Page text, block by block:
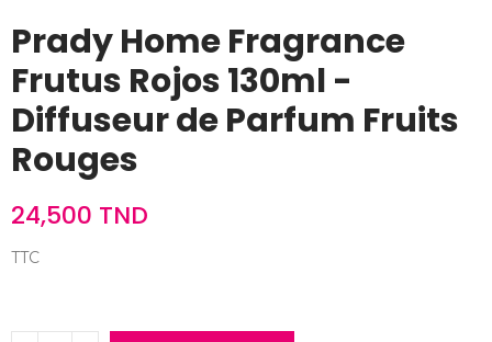
Prady Home Fragrance
Frutus Rojos 130ml -
Diffuseur de Parfum Fruits
Rouges
24,500 TND
TTC